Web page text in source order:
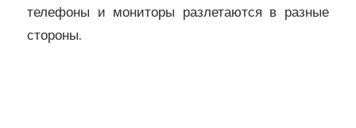
телефоны и мониторы разлетаются в разные
стороны.